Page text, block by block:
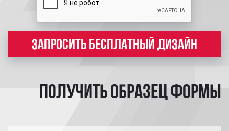
ЗАПРОСИТЬ БЕСПЛАТНЫЙ ДИЗАЙН
Получить образец формы